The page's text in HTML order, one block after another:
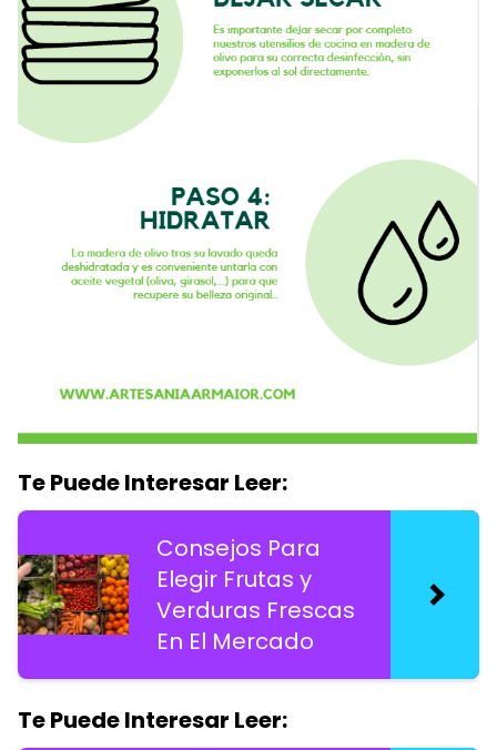
Te Puede Interesar Leer:
Consejos Para
Elegir Frutas y
Verduras Frescas
En El Mercado
Te Puede Interesar Leer: